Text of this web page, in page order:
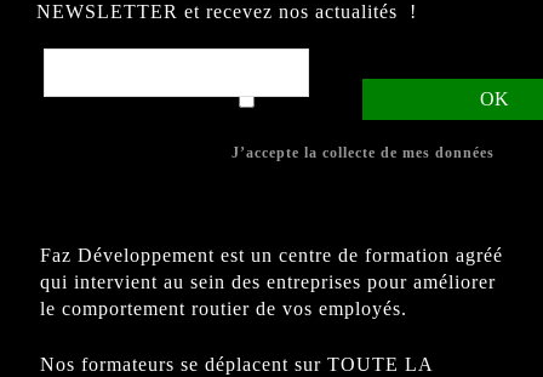
NEWSLETTER et recevez nos actualités !
J’accepte la collecte de mes données
Faz Développement est un centre de formation agréé
qui intervient au sein des entreprises pour améliorer
le comportement routier de vos employés.
Nos formateurs se déplacent sur TOUTE LA